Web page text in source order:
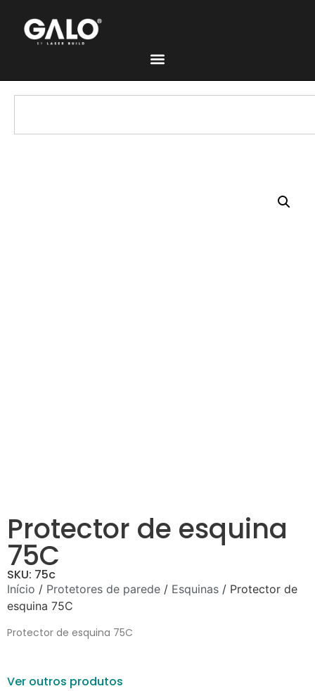
Protector de esquina
75C
SKU: 75c
Início / Protetores de parede / Esquinas / Protector de
esquina 75C
Protector de esquina 75C
Ver outros produtos